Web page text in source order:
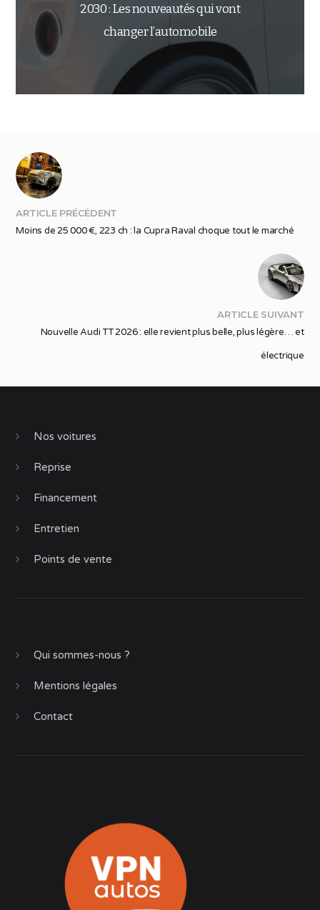
2030 : Les nouveautés qui vont
changer l’automobile
ARTICLE PRÉCÉDENT
Moins de 25 000 €, 223 ch : la Cupra Raval choque tout le marché
ARTICLE SUIVANT
Nouvelle Audi TT 2026 : elle revient plus belle, plus légère… et
électrique
Nos voitures
Reprise
Financement
Entretien
Points de vente
Qui sommes-nous ?
Mentions légales
Contact